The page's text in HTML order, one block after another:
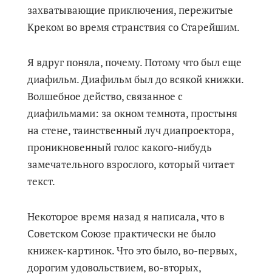
захватывающие приключения, пережитые
Креком во время странствия со Старейшим.
Я вдруг поняла, почему. Потому что был еще
диафильм. Диафильм был до всякой книжки.
Волшебное действо, связанное с
диафильмами: за окном темнота, простыня
на стене, таинственный луч диапроектора,
проникновенный голос какого-нибудь
замечательного взрослого, который читает
текст.
Некоторое время назад я написала, что в
Советском Союзе практически не было
книжек-картинок. Что это было, во-первых,
дорогим удовольствием, во-вторых,